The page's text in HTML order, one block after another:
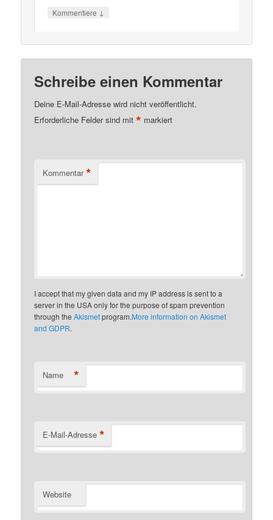
Kommentiere ↓
Schreibe einen Kommentar
Deine E-Mail-Adresse wird nicht veröffentlicht.
Erforderliche Felder sind mit* markiert
Kommentar *
I accept that my given data and my IP address is sent to a
server in the USA only for the purpose of spam prevention
through theAkismetprogram.More information on Akismet
and GDPR.
Name *
E-Mail-Adresse *
Website